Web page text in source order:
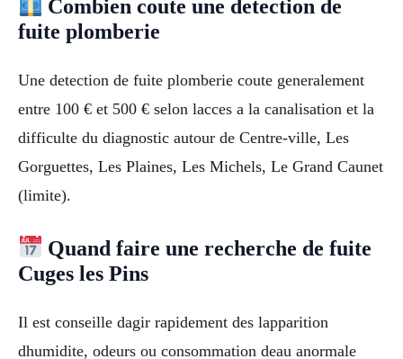
Combien coute une detection de
fuite plomberie
Une detection de fuite plomberie coute generalement
entre 100 € et 500 € selon lacces a la canalisation et la
difficulte du diagnostic autour de Centre-ville, Les
Gorguettes, Les Plaines, Les Michels, Le Grand Caunet
(limite).
Quand faire une recherche de fuite
Cuges les Pins
Il est conseille dagir rapidement des lapparition
dhumidite, odeurs ou consommation deau anormale